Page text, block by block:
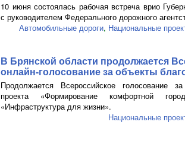
10 июня состоялась рабочая встреча врио
с руководителем Федерального дорожного
Автомобильные дороги, Национальные
В Брянской области продолжается
онлайн-голосованиеза объекты
Продолжается Всероссийское голосование
проекта «Формирование комфортной
«Инфраструктура для жизни».
Национальные